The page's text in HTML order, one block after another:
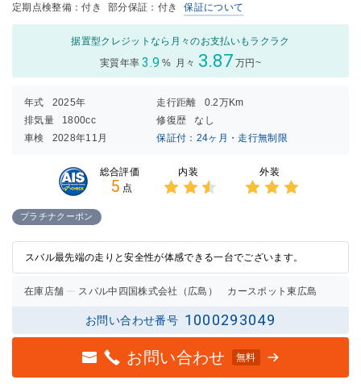
定期点検整備：付き 部分保証：付き 保証について
据置型クレジットなら月々のお支払いもラクラク
実質年率 3.9 % 月々 3.87 万円~
年式 2025年 走行距離
0.2万Km
排気量
1800cc 修復歴
なし
車検
2028年11月 保証付：24ヶ月・走行無制限
総合評価
5 点
内装 外装
プラチナクーポン
スバル最先端の走りと安全性が体感できる一台でございます。
在庫店舗 スバル中四国株式会社（広島） カースポット東広島
お問い合わせ番号 1000293049
お問い合わせ 無料